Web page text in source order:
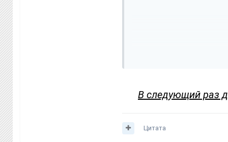
Я, Старшина Сарваров
1. Тренировка -
В следующий раз
Цитата